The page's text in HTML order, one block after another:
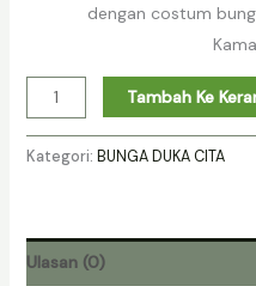
dengan costum
Tambah Ke
Kategori: BUNGA DUKA CITA
Ulasan (0)